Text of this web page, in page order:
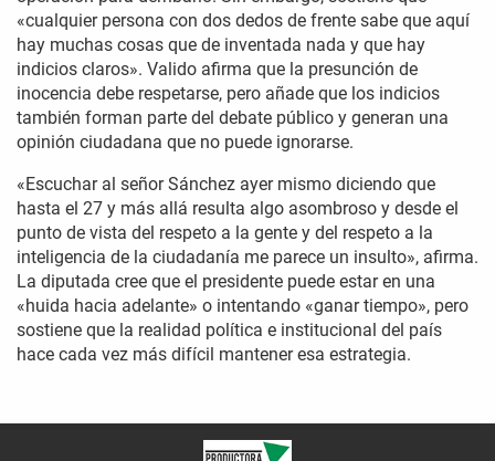
«cualquier persona con dos dedos de frente sabe que aquí
hay muchas cosas que de inventada nada y que hay
indicios claros». Valido afirma que la presunción de
inocencia debe respetarse, pero añade que los indicios
también forman parte del debate público y generan una
opinión ciudadana que no puede ignorarse.
«Escuchar al señor Sánchez ayer mismo diciendo que
hasta el 27 y más allá resulta algo asombroso y desde el
punto de vista del respeto a la gente y del respeto a la
inteligencia de la ciudadanía me parece un insulto», afirma.
La diputada cree que el presidente puede estar en una
«huida hacia adelante» o intentando «ganar tiempo», pero
sostiene que la realidad política e institucional del país
hace cada vez más difícil mantener esa estrategia.